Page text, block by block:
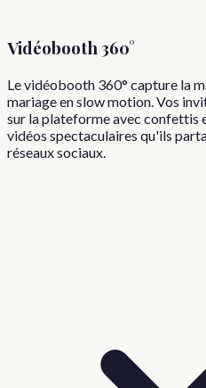
Vidéobooth 360°
Le vidéobooth 360° capture la
mariage en slow motion. Vos
sur la plateforme avec confettis
vidéos spectaculaires qu'ils
réseaux sociaux.